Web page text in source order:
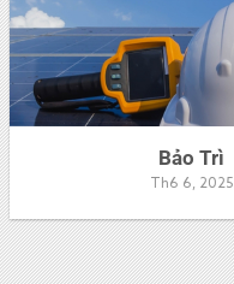
Bảo Trì
Th6 6, 2025